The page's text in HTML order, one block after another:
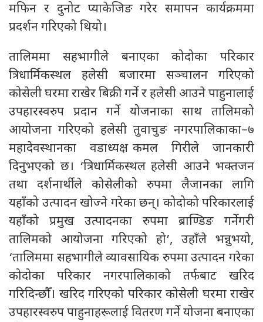
मफिन र दुनोट प्याकेजिङ गरेर समापन कार्यक्रममा
प्रदर्शन गरिएको थियो।
तालिममा सहभागीले बनाएका कोदोका परिकार
त्रिधार्मिकस्थल हलेसी बजारमा सञ्चालन गरिएको
कोसेली घरमा राखेर बिक्री गर्ने र हलेसी आउने पाहुनालाई
उपहारस्वरुप प्रदान गर्ने योजनाका साथ तालिमको
आयोजना गरिएको हलेसी तुवाचुङ नगरपालिकाका–७
महादेवस्थानका वडाध्यक्ष कमल गिरीले जानकारी
दिनुभएको छ। ‘त्रिधार्मिकस्थल हलेसी आउने भक्तजन
तथा दर्शनार्थीले कोसेलीको रुपमा लैजानका लागि
यहाँको उत्पादन खोज्ने गरेका छन्। कोदोको परिकारलाई
यहाँको प्रमुख उत्पादनका रुपमा ब्राण्डिङ गर्नेगरी
तालिमको आयोजना गरिएको हो’, उहाँले भन्नुभयो,
‘तालिममा सहभागीले व्यावसायिक रुपमा उत्पादन गरेका
कोदोका परिकार नगरपालिकाको तर्फबाट खरिद
गरिदिन्छौँ। खरिद गरिएको परिकार कोसेली घरमा राखेर
उपहारस्वरुप पाहुनाहरूलाई वितरण गर्ने योजना बनाएका